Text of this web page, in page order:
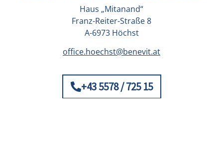
Haus „Mitanand“
Franz-Reiter-Straße 8
A-6973 Höchst
office.hoechst@benevit.at
+43 5578 / 725 15